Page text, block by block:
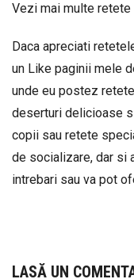
Vezi mai multe
Daca apreciati
un Like paginii mele
unde eu postez
deserturi delicioase
copii sau retete
de socializare, dar si
intrebari sau va pot
LASĂ UN